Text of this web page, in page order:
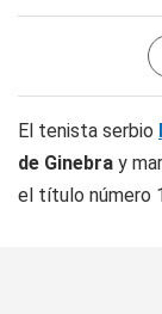
El tenista serbio
de Ginebra y
el título número